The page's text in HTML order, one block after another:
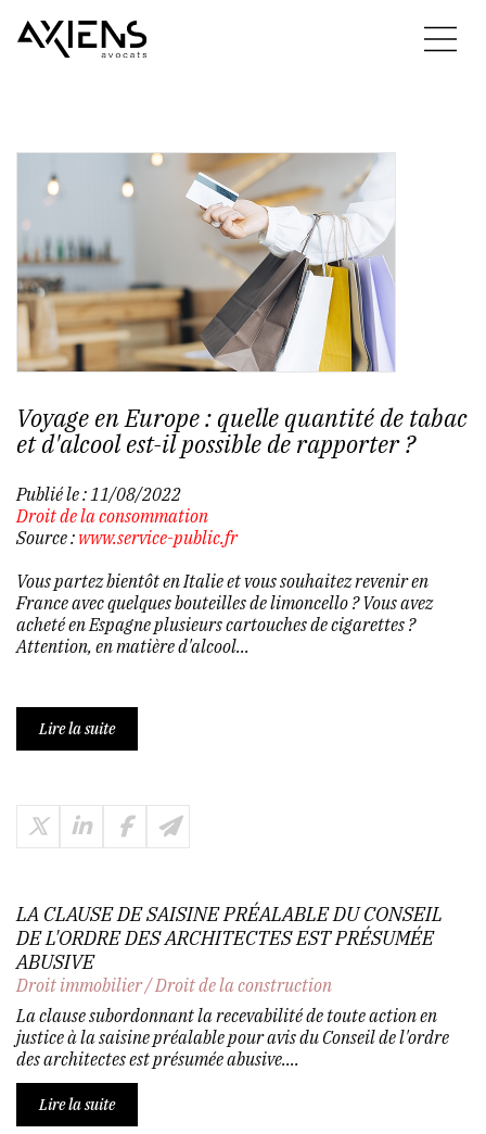
Voyage en Europe : quelle quantité de tabac
et d'alcool est-il possible de rapporter ?
Publié le : 11/08/2022
Droit de la consommation
Source : www.service-public.fr
Vous partez bientôt en Italie et vous souhaitez revenir en
France avec quelques bouteilles de limoncello ? Vous avez
acheté en Espagne plusieurs cartouches de cigarettes ?
Attention, en matière d'alcool...
Lire la suite
LA CLAUSE DE SAISINE PRÉALABLE DU CONSEIL
DE L'ORDRE DES ARCHITECTES EST PRÉSUMÉE
ABUSIVE
Droit immobilier/Droit de la construction
La clause subordonnant la recevabilité de toute action en
justice à la saisine préalable pour avis du Conseil de l'ordre
des architectes est présumée abusive....
Lire la suite